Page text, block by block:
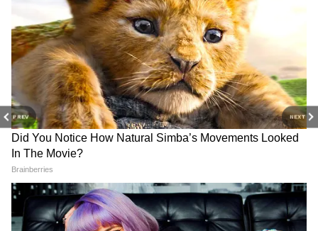
PREV NEXT
RECOMMENDED STORIES